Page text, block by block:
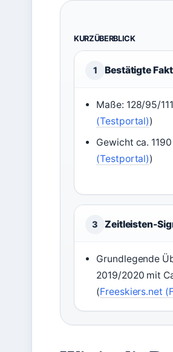
KURZÜBERBLICK
1 Bestätigte
Maße: 128/95/
(Testportal))
Gewicht ca.
(Testportal))
3 Zeitleisten-
Grundlegende
2019/2020 mit
(Freeskiers.net